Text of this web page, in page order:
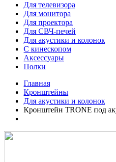
Категории
шапке
Для телевизора
Для монитора
Для проектора
Для СВЧ-печей
Для акустики и колонок
С кинескопом
Аксессуары
Полки
Главная
Кронштейны
Для акустики и колонок
Кронштейн TRONE под